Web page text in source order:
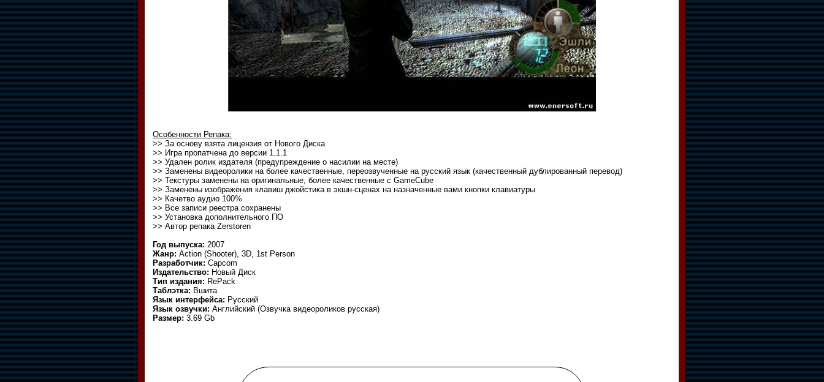
Особенности Репака:
>> За основу взята лицензия от Нового Диска
>> Игра пропатчена до версии 1.1.1
>> Удален ролик издателя (предупреждение о насилии на месте)
>> Заменены видеоролики на более качественные, переозвученные на русский язык (качественный дублированный перевод)
>> Текстуры заменены на оригинальные, более качественные с GameCube
>> Заменены изображения клавиш джойстика в экшн-сценах на назначенные вами кнопки клавиатуры
>> Качетво аудио 100%
>> Все записи реестра сохранены
>> Установка дополнительного ПО
>> Автор репака Zerstoren
Год выпуска: 2007
Жанр: Action (Shooter), 3D, 1st Person
Разработчик: Capcom
Издательство: Новый Диск
Тип издания: RePack
Таблэтка: Вшита
Язык интерфейса: Русский
Язык озвучки: Английский (Озвучка видеороликов русская)
Размер: 3.69 Gb